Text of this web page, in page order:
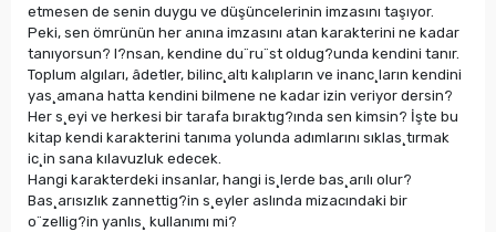
etmesen de senin duygu ve düşüncelerinin imzasını taşıyor.
Peki, sen ömrünün her anına imzasını atan karakterini ne kadar
tanıyorsun? I?nsan, kendine du¨ru¨st oldug?unda kendini tanır.
Toplum algıları, âdetler, bilinc¸altı kalıpların ve inanc¸ların kendini
yas¸amana hatta kendini bilmene ne kadar izin veriyor dersin?
Her s¸eyi ve herkesi bir tarafa bıraktıg?ında sen kimsin? İşte bu
kitap kendi karakterini tanıma yolunda adımlarını sıklas¸tırmak
ic¸in sana kılavuzluk edecek.
Hangi karakterdeki insanlar, hangi is¸lerde bas¸arılı olur?
Bas¸arısızlık zannettig?in s¸eyler aslında mizacındaki bir
o¨zellig?in yanlıs¸ kullanımı mi?